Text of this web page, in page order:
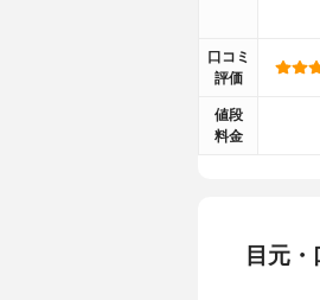
口コミ
評価
値段
料金
目元